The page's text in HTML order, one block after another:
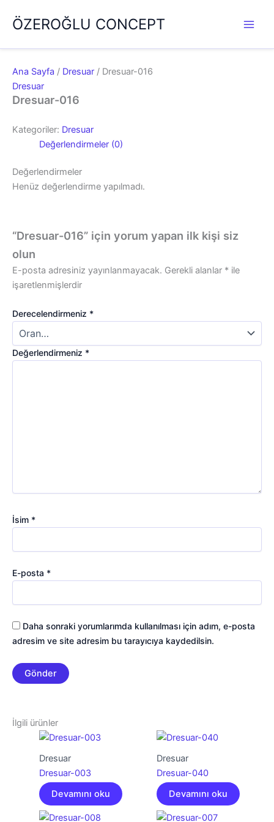
atlaÖZEROĞLU CONCEPT
Ana Sayfa / Dresuar / Dresuar-016
Dresuar
Dresuar-016
Kategoriler: Dresuar
Değerlendirmeler (0)
Değerlendirmeler
Henüz değerlendirme yapılmadı.
“Dresuar-016” için yorum yapan ilk kişi siz
olun
E-posta adresiniz yayınlanmayacak. Gerekli alanlar * ile
işaretlenmişlerdir
Derecelendirmeniz *
Değerlendirmeniz *
İsim *
E-posta *
Daha sonraki yorumlarımda kullanılması için adım, e-posta
adresim ve site adresim bu tarayıcıya kaydedilsin.
İlgili ürünler
Dresuar
Dresuar-003
Devamını oku
Dresuar
Dresuar-040
Devamını oku